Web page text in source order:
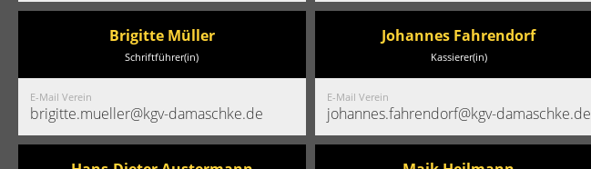
Brigitte Müller
Schriftführer(in)
E-Mail Verein
brigitte.mueller@kgv-damaschke.de
Johannes Fahrendorf
Kassierer(in)
E-Mail Verein
johannes.fahrendorf@kgv-damaschke.de